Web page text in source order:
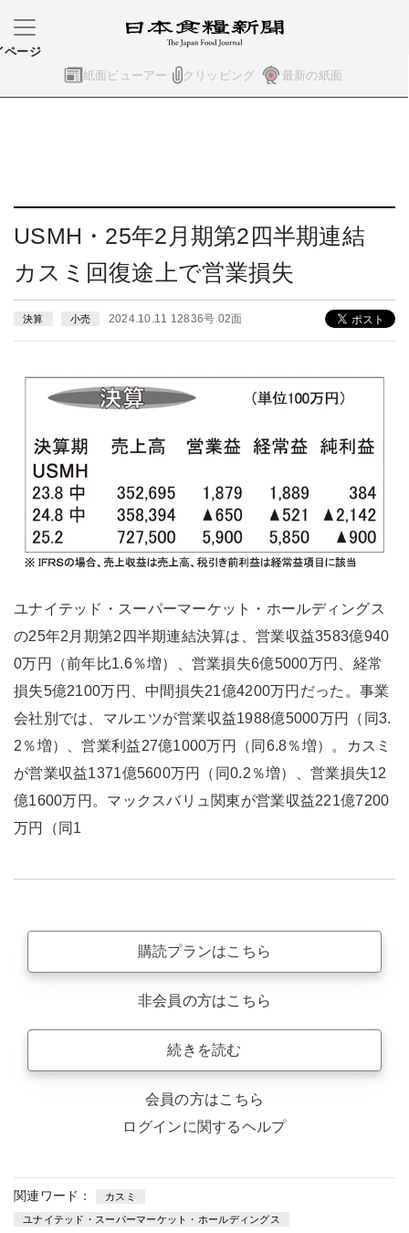
紙面ビューアー クリッピング 最新の紙面
ページ
USMH・25年2月期第2四半期連結
カスミ回復途上で営業損失
決算 小売 2024.10.11 12836号 02面
ユナイテッド・スーパーマーケット・ホールディングス
の25年2月期第2四半期連結決算は、営業収益3583億940
0万円（前年比1.6％増）、営業損失6億5000万円、経常
損失5億2100万円、中間損失21億4200万円だった。事業
会社別では、マルエツが営業収益1988億5000万円（同3.
2％増）、営業利益27億1000万円（同6.8％増）。カスミ
が営業収益1371億5600万円（同0.2％増）、営業損失12
億1600万円。マックスバリュ関東が営業収益221億7200
万円（同1
購読プランはこちら
非会員の方はこちら
続きを読む
会員の方はこちら
ログインに関するヘルプ
関連ワード： カスミ
ユナイテッド・スーパーマーケット・ホールディングス